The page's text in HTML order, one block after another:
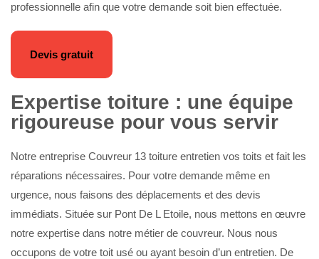
professionnelle afin que votre demande soit bien effectuée.
Devis gratuit
Expertise toiture : une équipe
rigoureuse pour vous servir
Notre entreprise Couvreur 13 toiture entretien vos toits et fait les
réparations nécessaires. Pour votre demande même en
urgence, nous faisons des déplacements et des devis
immédiats. Située sur Pont De L Etoile, nous mettons en œuvre
notre expertise dans notre métier de couvreur. Nous nous
occupons de votre toit usé ou ayant besoin d’un entretien. De